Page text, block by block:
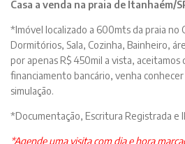
Casa a venda na praia de Itanhaém/
*Imóvel localizado a 600mts da praia no
Dormitórios, Sala, Cozinha, Bainheiro,
por apenas R$ 450mil a vista,
financiamento bancário, venha
simulação.
*Documentação, Escritura Registrada e
*Agende uma visita com dia e hora